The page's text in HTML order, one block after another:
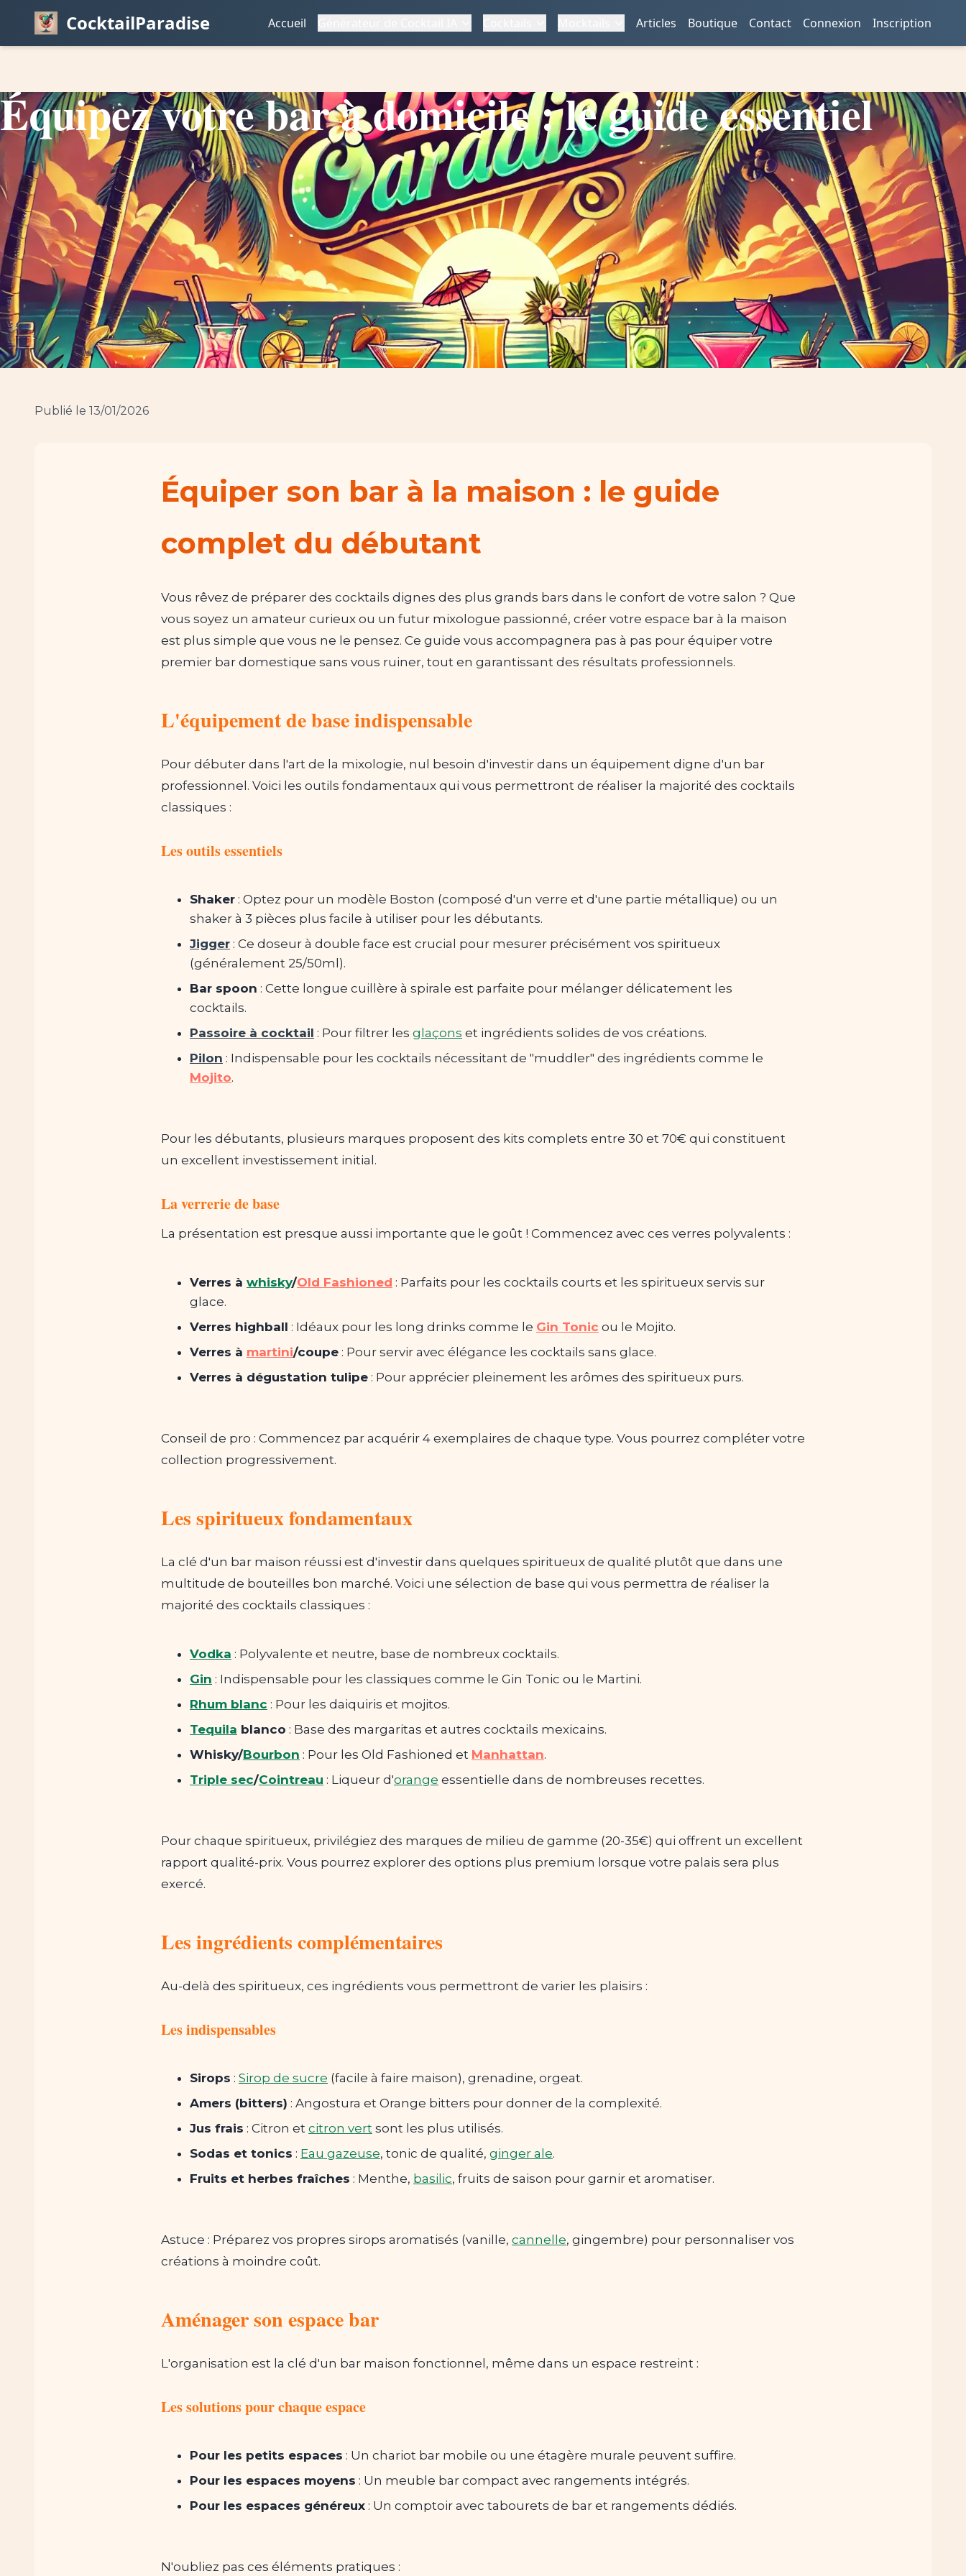
CocktailParadise Accueil Articles Boutique Contact Connexion Inscription
Équipez votre bar à domicile : le guide essentiel
Publié le 13/01/2026
Équiper son bar à la maison : le guide
complet du débutant
Vous rêvez de préparer des cocktails dignes des plus grands bars dans le confort de votre salon ? Que
vous soyez un amateur curieux ou un futur mixologue passionné, créer votre espace bar à la maison
est plus simple que vous ne le pensez. Ce guide vous accompagnera pas à pas pour équiper votre
premier bar domestique sans vous ruiner, tout en garantissant des résultats professionnels.
L'équipement de base indispensable
Pour débuter dans l'art de la mixologie, nul besoin d'investir dans un équipement digne d'un bar
professionnel. Voici les outils fondamentaux qui vous permettront de réaliser la majorité des cocktails
classiques :
Les outils essentiels
Shaker : Optez pour un modèle Boston (composé d'un verre et d'une partie métallique) ou un
shaker à 3 pièces plus facile à utiliser pour les débutants.
Jigger : Ce doseur à double face est crucial pour mesurer précisément vos spiritueux
(généralement 25/50ml).
Bar spoon : Cette longue cuillère à spirale est parfaite pour mélanger délicatement les
cocktails.
Passoire à cocktail : Pour filtrer les glaçons et ingrédients solides de vos créations.
Pilon : Indispensable pour les cocktails nécessitant de "muddler" des ingrédients comme le
Mojito.
Pour les débutants, plusieurs marques proposent des kits complets entre 30 et 70€ qui constituent
un excellent investissement initial.
La verrerie de base
La présentation est presque aussi importante que le goût ! Commencez avec ces verres polyvalents :
Verres à whisky/Old Fashioned : Parfaits pour les cocktails courts et les spiritueux servis sur
glace.
Verres highball : Idéaux pour les long drinks comme le Gin Tonic ou le Mojito.
Verres à martini/coupe : Pour servir avec élégance les cocktails sans glace.
Verres à dégustation tulipe : Pour apprécier pleinement les arômes des spiritueux purs.
Conseil de pro : Commencez par acquérir 4 exemplaires de chaque type. Vous pourrez compléter votre
collection progressivement.
Les spiritueux fondamentaux
La clé d'un bar maison réussi est d'investir dans quelques spiritueux de qualité plutôt que dans une
multitude de bouteilles bon marché. Voici une sélection de base qui vous permettra de réaliser la
majorité des cocktails classiques :
Vodka : Polyvalente et neutre, base de nombreux cocktails.
Gin : Indispensable pour les classiques comme le Gin Tonic ou le Martini.
Rhum blanc : Pour les daiquiris et mojitos.
Tequila blanco : Base des margaritas et autres cocktails mexicains.
Whisky/Bourbon : Pour les Old Fashioned et Manhattan.
Triple sec/Cointreau : Liqueur d'orange essentielle dans de nombreuses recettes.
Pour chaque spiritueux, privilégiez des marques de milieu de gamme (20-35€) qui offrent un excellent
rapport qualité-prix. Vous pourrez explorer des options plus premium lorsque votre palais sera plus
exercé.
Les ingrédients complémentaires
Au-delà des spiritueux, ces ingrédients vous permettront de varier les plaisirs :
Les indispensables
Sirops : Sirop de sucre (facile à faire maison), grenadine, orgeat.
Amers (bitters) : Angostura et Orange bitters pour donner de la complexité.
Jus frais : Citron et citron vert sont les plus utilisés.
Sodas et tonics : Eau gazeuse, tonic de qualité, ginger ale.
Fruits et herbes fraîches : Menthe, basilic, fruits de saison pour garnir et aromatiser.
Astuce : Préparez vos propres sirops aromatisés (vanille, cannelle, gingembre) pour personnaliser vos
créations à moindre coût.
Aménager son espace bar
L'organisation est la clé d'un bar maison fonctionnel, même dans un espace restreint :
Les solutions pour chaque espace
Pour les petits espaces : Un chariot bar mobile ou une étagère murale peuvent suffire.
Pour les espaces moyens : Un meuble bar compact avec rangements intégrés.
Pour les espaces généreux : Un comptoir avec tabourets de bar et rangements dédiés.
N'oubliez pas ces éléments pratiques :